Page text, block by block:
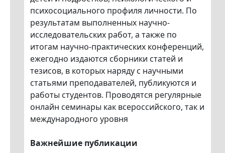
психосоциального профиля личности. По
результатам выполненных научно-
исследовательских работ, а также по
итогам научно-практических конференций,
ежегодно издаются сборники статей и
тезисов, в которых наряду с научными
статьями преподавателей, публикуются и
работы студентов. Проводятся регулярные
онлайн семинары как всероссийского, так и
международного уровня
Важнейшие публикации